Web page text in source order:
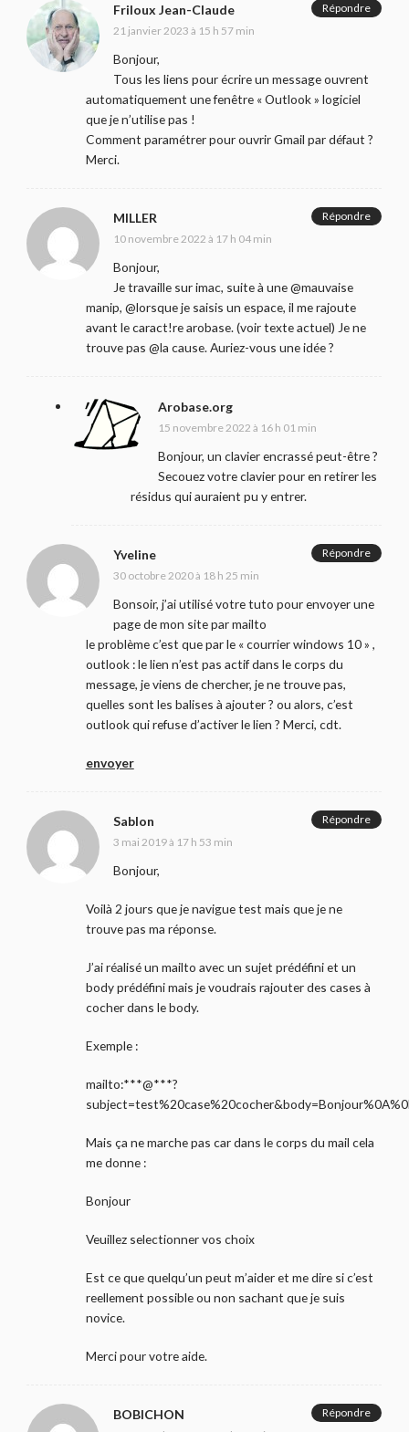
Friloux Jean-Claude
21 janvier 2023 à 15 h 57 min
Bonjour,
Tous les liens pour écrire un message ouvrent
automatiquement une fenêtre « Outlook » logiciel
que je n’utilise pas !
Comment paramétrer pour ouvrir Gmail par défaut ?
Merci.
Répondre
MILLER
10 novembre 2022 à 17 h 04 min
Bonjour,
Je travaille sur imac, suite à une @mauvaise
manip, @lorsque je saisis un espace, il me rajoute
avant le caract!re arobase. (voir texte actuel) Je ne
trouve pas @la cause. Auriez-vous une idée ?
Répondre
Arobase.org
15 novembre 2022 à 16 h 01 min
Bonjour, un clavier encrassé peut-être ?
Secouez votre clavier pour en retirer les
résidus qui auraient pu y entrer.
Yveline
30 octobre 2020 à 18 h 25 min
Bonsoir, j’ai utilisé votre tuto pour envoyer une
page de mon site par mailto
le problème c’est que par le « courrier windows 10 » ,
outlook : le lien n’est pas actif dans le corps du
message, je viens de chercher, je ne trouve pas,
quelles sont les balises à ajouter ? ou alors, c’est
outlook qui refuse d’activer le lien ? Merci, cdt.
envoyer
Répondre
Sablon
3 mai 2019 à 17 h 53 min
Bonjour,
Voilà 2 jours que je navigue test mais que je ne
trouve pas ma réponse.
J’ai réalisé un mailto avec un sujet prédéfini et un
body prédéfini mais je voudrais rajouter des cases à
cocher dans le body.
Exemple :
mailto:***@***?
Mais ça ne marche pas car dans le corps du mail cela
me donne :
Bonjour
Veuillez selectionner vos choix
Est ce que quelqu’un peut m’aider et me dire si c’est
reellement possible ou non sachant que je suis
novice.
Merci pour votre aide.
Répondre
BOBICHON Répondre